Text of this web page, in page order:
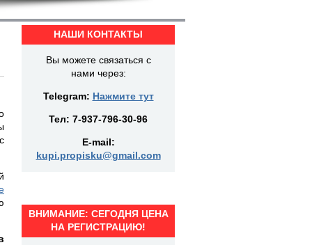
НАШИ КОНТАКТЫ
Вы можете связаться с
нами через:
Telegram: Нажмите тут
Тел: 7-937-796-30-96
E-mail:
kupi.propisku@gmail.com
ВНИМАНИЕ: СЕГОДНЯ ЦЕНА
НА РЕГИСТРАЦИЮ!